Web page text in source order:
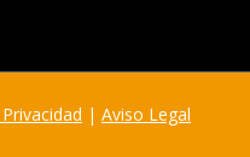
| Aviso Legal